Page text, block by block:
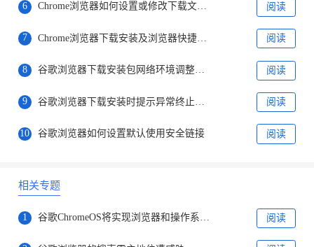
6 Chrome浏览器如何设置或修改下载文件的默认位置 阅读
7 Chrome浏览器下载安装及浏览器快捷键自定义配置 阅读
8 谷歌浏览器下载安装包网络环境调整与优化方案 阅读
9 阅读
10 谷歌浏览器如何设置默认使用安全链接 阅读
相关专题
1 谷歌ChromeOS将实现浏览器和操作系统分家 阅读